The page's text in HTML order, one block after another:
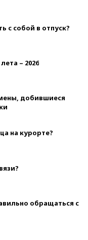
с собой в отпуск?
– 2026
добившиеся
на курорте?
обращаться с